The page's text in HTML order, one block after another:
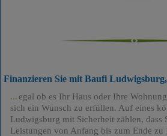
Finanzieren Sie mit Baufi Ludwigsburg,
egal ob es Ihr Haus oder Ihre
sich ein Wunsch zu erfüllen. Auf eines
Ludwigsburg mit Sicherheit zählen, dass
Leistungen von Anfang bis zum Ende zu